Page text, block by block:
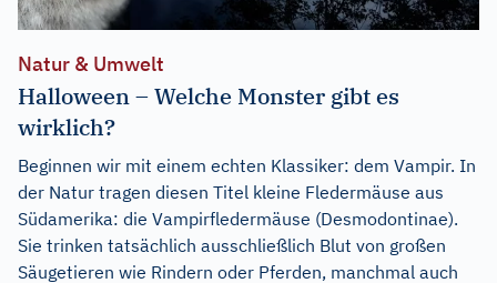
Natur & Umwelt
Halloween – Welche Monster gibt es
wirklich?
Beginnen wir mit einem echten Klassiker: dem Vampir. In
der Natur tragen diesen Titel kleine Fledermäuse aus
Südamerika: die Vampirfledermäuse (Desmodontinae).
Sie trinken tatsächlich ausschließlich Blut von großen
Säugetieren wie Rindern oder Pferden, manchmal auch